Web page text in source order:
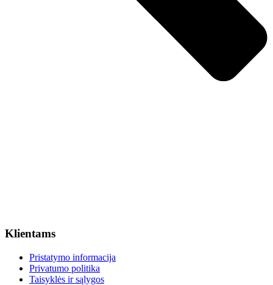
Klientams
Pristatymo informacija
Privatumo politika
Taisyklės ir sąlygos